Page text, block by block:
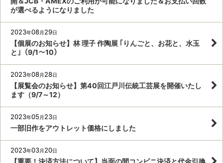
が選べるようになりました
2023年08月 29日
【個展のお知らせ】林 理子 作陶展 ｢りんごと、お花と、水玉
と｣（9/1～10）
2023年08月 28日
【展覧会のお知らせ】第40回江戸川伝統工芸展を開催いたし
ます（9/7～12）
2023年05 月 23日
一部旧作をアウトレット価格にしました
2023年03月 20日
【重要！決済方法について】当面の間コンビニ決済と代金引換